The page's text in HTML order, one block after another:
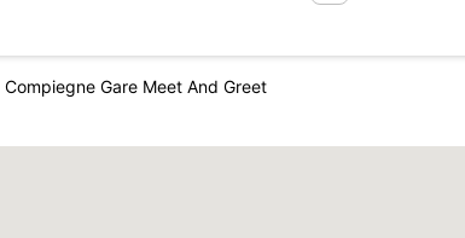
Compiegne Gare Meet And Greet